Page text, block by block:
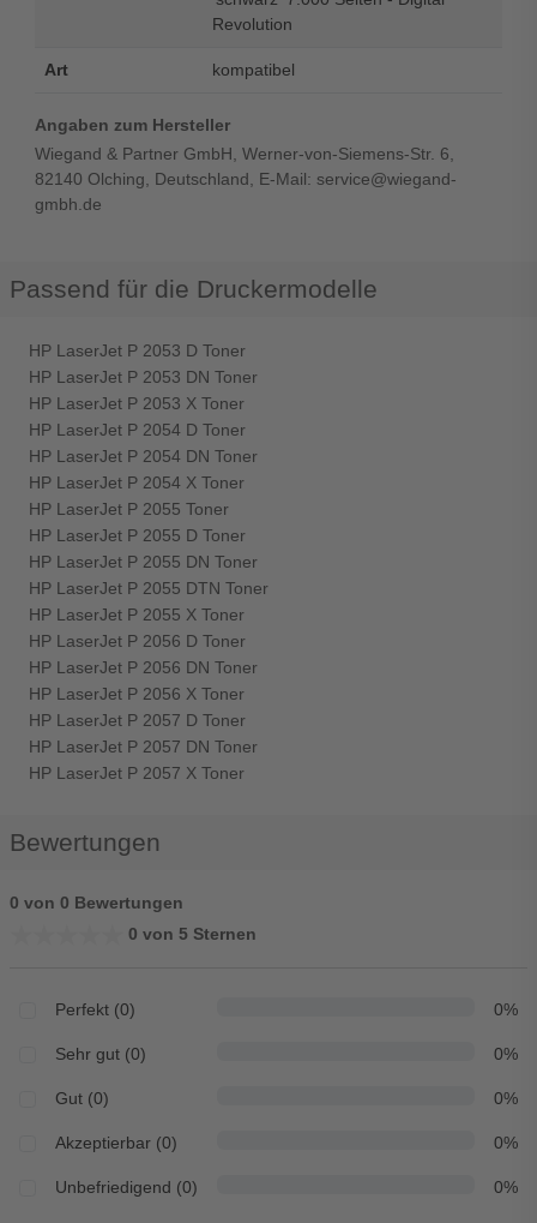
Revolution
Art kompatibel
Angaben zum Hersteller
Wiegand & Partner GmbH, Werner-von-Siemens-Str. 6,
82140 Olching, Deutschland, E-Mail: service@wiegand-
gmbh.de
Passend für die Druckermodelle
HP LaserJet P 2053 D Toner
HP LaserJet P 2053 DN Toner
HP LaserJet P 2053 X Toner
HP LaserJet P 2054 D Toner
HP LaserJet P 2054 DN Toner
HP LaserJet P 2054 X Toner
HP LaserJet P 2055 Toner
HP LaserJet P 2055 D Toner
HP LaserJet P 2055 DN Toner
HP LaserJet P 2055 DTN Toner
HP LaserJet P 2055 X Toner
HP LaserJet P 2056 D Toner
HP LaserJet P 2056 DN Toner
HP LaserJet P 2056 X Toner
HP LaserJet P 2057 D Toner
HP LaserJet P 2057 DN Toner
HP LaserJet P 2057 X Toner
Bewertungen
0 von 0 Bewertungen
0 von 5 Sternen
Perfekt (0) 0%
Sehr gut (0) 0%
Gut (0) 0%
Akzeptierbar (0) 0%
Unbefriedigend (0) 0%